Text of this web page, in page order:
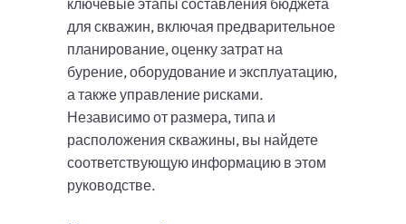
ключевые этапы составления бюджета
для скважин, включая предварительное
планирование, оценку затрат на
бурение, оборудование и эксплуатацию,
а также управление рисками.
Независимо от размера, типа и
расположения скважины, вы найдете
соответствующую информацию в этом
руководстве.